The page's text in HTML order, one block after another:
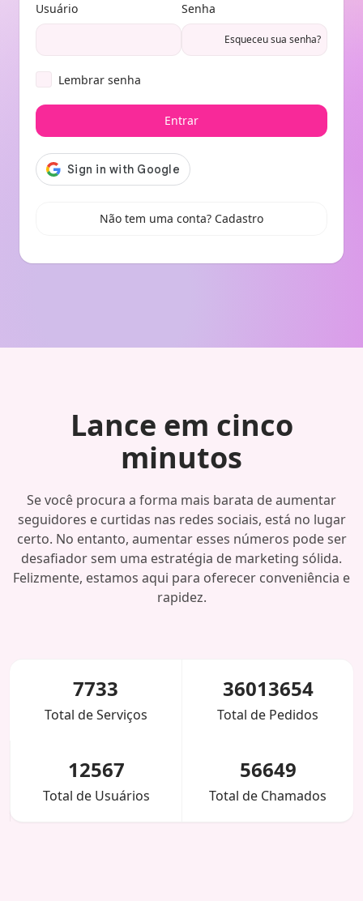
Usuário Senha
Esqueceu sua senha?
Lembrar senha
Entrar
Não tem uma conta? Cadastro
Lance em cinco
minutos
Se você procura a forma mais barata de aumentar
seguidores e curtidas nas redes sociais, está no lugar
certo. No entanto, aumentar esses números pode ser
desafiador sem uma estratégia de marketing sólida.
Felizmente, estamos aqui para oferecer conveniência e
rapidez.
7733
Total de Serviços
36013654
Total de Pedidos
12567
Total de Usuários
56649
Total de Chamados